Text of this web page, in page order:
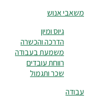
משאבי אנוש
גיוס ומיון
הדרכה והכשרה
משמעת בעבודה
רווחת עובדים
שכר ותגמול
עבודה